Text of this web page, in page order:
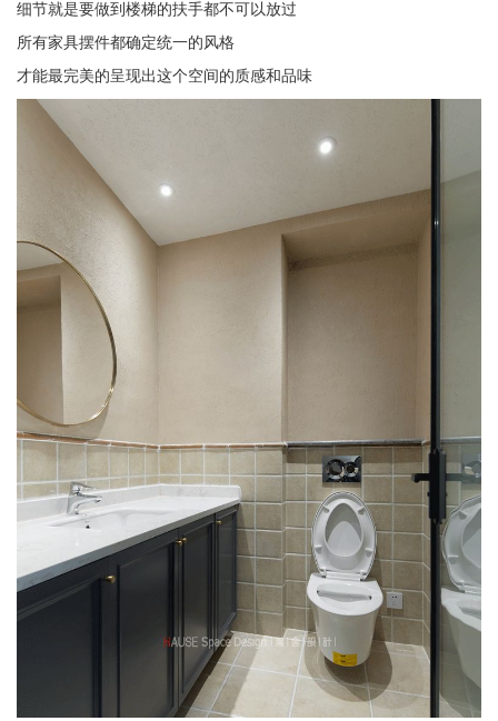
细节就是要做到楼梯的扶手都不可以放过
所有家具摆件都确定统一的风格
才能最完美的呈现出这个空间的质感和品味